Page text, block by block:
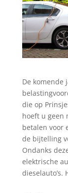
De komende
die op
hoeft u geen
betalen voor
de bijtelling
Ondanks
elektrische
dieselauto’s.